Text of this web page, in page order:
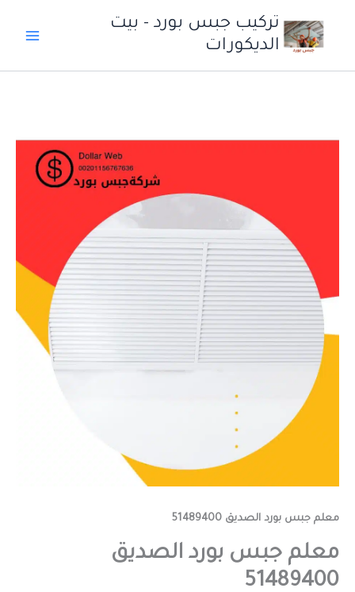
المحتوى
تركيب جبس بورد - بيت
الديكورات
معلم جبس بورد الصديق 51489400
معلم جبس بورد الصديق
51489400